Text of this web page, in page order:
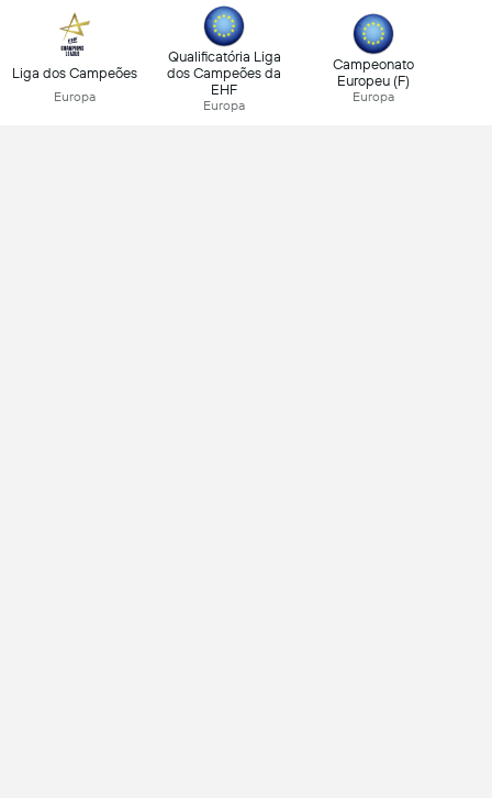
Liga dos Campeões
Europa
Qualificatória Liga
dos Campeões da
EHF
Europa
Campeonato
Europeu (F)
Europa